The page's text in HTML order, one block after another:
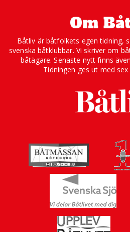
Om
Båtliv är båtfolkets egen tidning,
svenska båtklubbar. Vi skriver om
båtägare. Senaste nytt finns
Tidningen ges ut med